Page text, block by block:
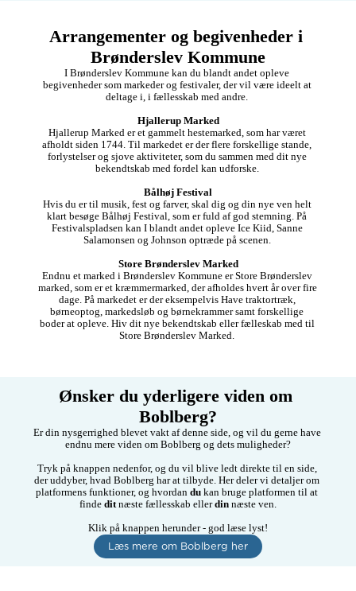
Arrangementer og begivenheder i
Brønderslev Kommune
I Brønderslev Kommune kan du blandt andet opleve
begivenheder som markeder og festivaler, der vil være ideelt at
deltage i, i fællesskab med andre.
Hjallerup Marked
Hjallerup Marked er et gammelt hestemarked, som har været
afholdt siden 1744. Til markedet er der flere forskellige stande,
forlystelser og sjove aktiviteter, som du sammen med dit nye
bekendtskab med fordel kan udforske.
Bålhøj Festival
Hvis du er til musik, fest og farver, skal dig og din nye ven helt
klart besøge Bålhøj Festival, som er fuld af god stemning. På
Festivalspladsen kan I blandt andet opleve Ice Kiid, Sanne
Salamonsen og Johnson optræde på scenen.
Store Brønderslev Marked
Endnu et marked i Brønderslev Kommune er Store Brønderslev
marked, som er et kræmmermarked, der afholdes hvert år over fire
dage. På markedet er der eksempelvis Have traktortræk,
børneoptog, markedsløb og børnekrammer samt forskellige
boder at opleve. Hiv dit nye bekendtskab eller fælleskab med til
Store Brønderslev Marked.
Ønsker du yderligere viden om
Boblberg?
Er din nysgerrighed blevet vakt af denne side, og vil du gerne have
endnu mere viden om Boblberg og dets muligheder?
Tryk på knappen nedenfor, og du vil blive ledt direkte til en side,
der uddyber, hvad Boblberg har at tilbyde. Her deler vi detaljer om
platformens funktioner, og hvordan du kan bruge platformen til at
finde dit næste fællesskab eller din næste ven.
Klik på knappen herunder - god læse lyst!
Læs mere om Boblberg her